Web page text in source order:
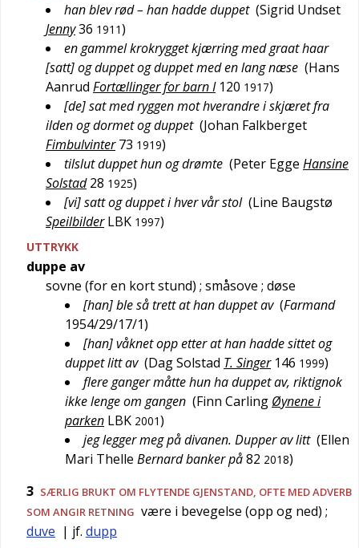
han blev rød – han hadde duppet (Sigrid Undset
Jenny36 1911)
en gammel krokrygget kjærring med graat haar
[satt] og duppet og duppet med en lang næse (Hans
Aanrud Fortællinger for barn I 120 1917)
[de] sat med ryggen mot hverandre i skjæret fra
ilden og dormet og duppet (Johan Falkberget
Fimbulvinter 73 1919)
tilslut duppet hun og drømte (Peter Egge Hansine
Solstad 28 1925)
[vi] satt og duppet i hver vår stol (Line Baugstø
Speilbilder LBK 1997)
UTTRYKK
duppe av
sovne (for en kort stund) ; småsove ; døse
[han] ble så trett at han duppet av (Farmand
1954/29/17/1)
[han] våknet opp etter at han hadde sittet og
duppet litt av (Dag Solstad T. Singer 146 1999)
flere ganger måtte hun ha duppet av, riktignok
ikke lenge om gangen (Finn Carling Øynene i
parken LBK 2001)
jeg legger meg på divanen. Dupper av litt (Ellen
Mari Thelle Bernard banker på82 2018)
3 SÆRLIG BRUKT OM FLYTENDE GJENSTAND, OFTE MED ADVERB
SOM ANGIR RETNING være i bevegelse (opp og ned) ;
duve | jf. dupp